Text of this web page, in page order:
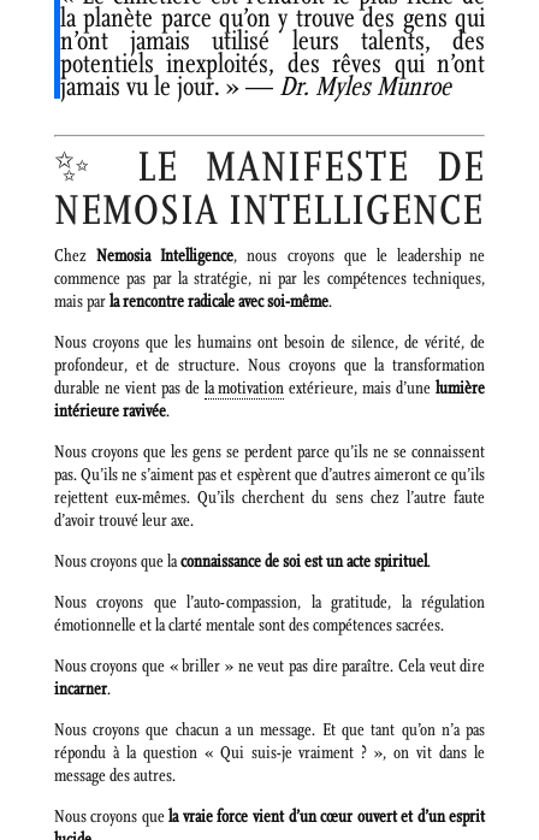
la planète parce qu’on y trouve des gens qui
n’ont jamais utilisé leurs talents, des
potentiels inexploités, des rêves qui n’ont
jamais vu le jour. » — Dr. Myles Munroe
✨ LE MANIFESTE DE
NEMOSIA INTELLIGENCE
Chez Nemosia Intelligence, nous croyons que le leadership ne
commence pas par la stratégie, ni par les compétences techniques,
mais parla rencontre radicale avec soi-même.
Nous croyons que les humains ont besoin de silence, de vérité, de
profondeur, et de structure. Nous croyons que la transformation
durable ne vient pas de la motivation extérieure, mais d’unelumière
intérieure ravivée.
Nous croyons que les gens se perdent parce qu’ils ne se connaissent
pas. Qu’ils ne s’aiment pas et espèrent que d’autres aimeront ce qu’ils
rejettent eux-mêmes. Qu’ils cherchent du sens chez l’autre faute
d’avoir trouvé leur axe.
Nous croyons que laconnaissance de soi est un acte spirituel.
Nous croyons que l’auto-compassion, la gratitude, la régulation
émotionnelle et la clarté mentale sont des compétences sacrées.
Nous croyons que « briller » ne veut pas dire paraître. Cela veut dire
incarner.
Nous croyons que chacun a un message. Et que tant qu’on n’a pas
répondu à la question « Qui suis-je vraiment ? », on vit dans le
message des autres.
Nous croyons quela vraie force vient d’un cœur ouvert et d’un esprit